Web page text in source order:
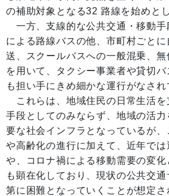
の補助対象となる32 路線を始めと
一方、支線的な公共交通・移動手
による路線バスの他、市町村ごと
送、スクールバスへの一般混乗、
を用いて、タクシー事業者や貸切
も担い手にきめ細かな運行がなされ
これらは、地域住民の日常生活を
手段としてのみならず、地域の活
要な社会インフラとなっているが
や高齢化の進行に加えて、近年で
や、コロナ禍による移動需要の変
も顕在化しており、現状の公共交
第に困難となっていくことが想定さ